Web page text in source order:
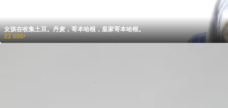
女孩在收集土豆。丹麦，哥本哈根，皇家哥本哈根。
22 000₽